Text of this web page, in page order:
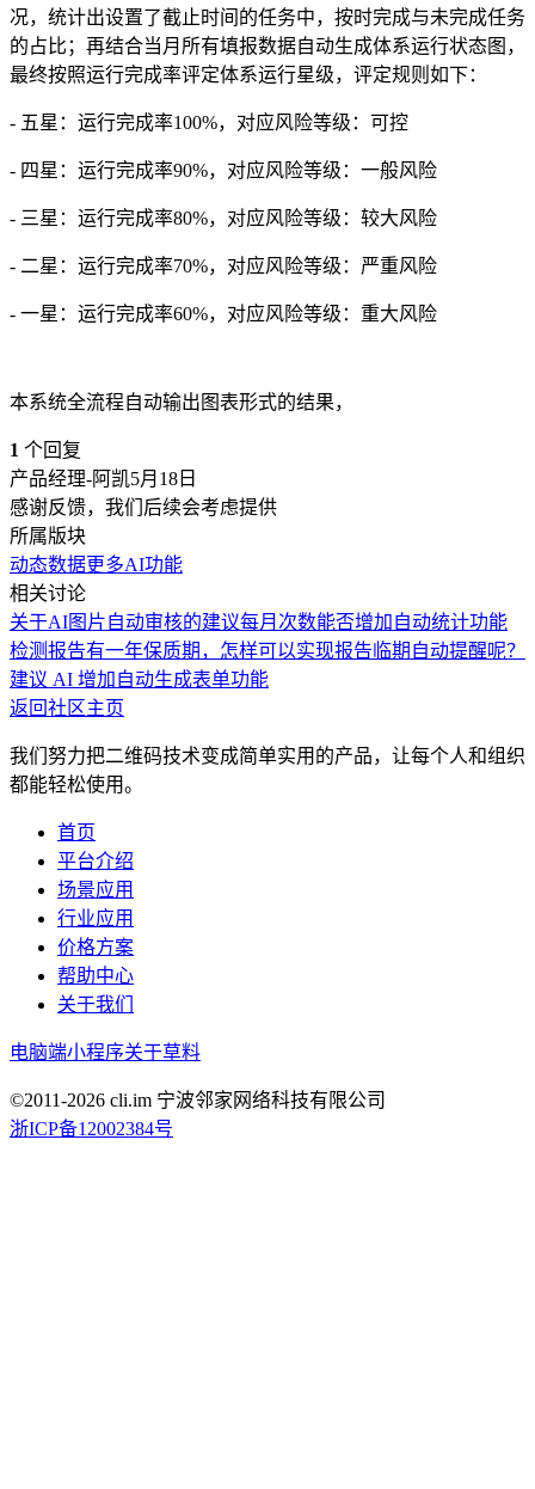
况，统计出设置了截止时间的任务中，按时完成与未完成任务
的占比；再结合当月所有填报数据自动生成体系运行状态图，
最终按照运行完成率评定体系运行星级，评定规则如下：
- 五星：运行完成率100%，对应风险等级：可控
- 四星：运行完成率90%，对应风险等级：一般风险
- 三星：运行完成率80%，对应风险等级：较大风险
- 二星：运行完成率70%，对应风险等级：严重风险
- 一星：运行完成率60%，对应风险等级：重大风险
本系统全流程自动输出图表形式的结果，
1 个回复
产品经理-阿凯5月18日
感谢反馈，我们后续会考虑提供
所属版块
动态数据更多AI功能
相关讨论
关于AI图片自动审核的建议每月次数能否增加自动统计功能
检测报告有一年保质期，怎样可以实现报告临期自动提醒呢？
建议 AI 增加自动生成表单功能
返回社区主页
我们努力把二维码技术变成简单实用的产品，让每个人和组织
都能轻松使用。
首页
平台介绍
场景应用
行业应用
价格方案
帮助中心
关于我们
电脑端小程序关于草料
©2011-2026 cli.im 宁波邻家网络科技有限公司
浙ICP备12002384号